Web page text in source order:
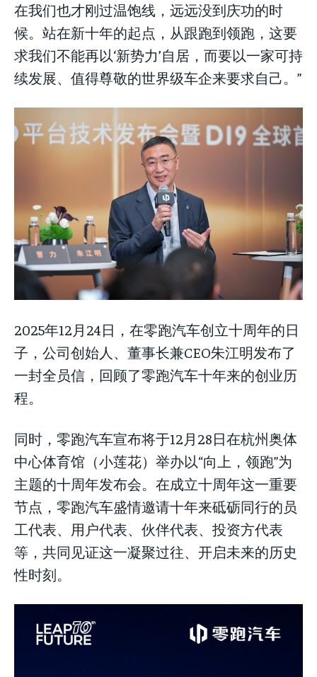
在我们也才刚过温饱线，远远没到庆功的时
候。站在新十年的起点，从跟跑到领跑，这要
求我们不能再以‘新势力’自居，而要以一家可持
续发展、值得尊敬的世界级车企来要求自己。”
2025年12月24日，在零跑汽车创立十周年的日
子，公司创始人、董事长兼CEO朱江明发布了
一封全员信，回顾了零跑汽车十年来的创业历
程。
同时，零跑汽车宣布将于12月28日在杭州奥体
中心体育馆（小莲花）举办以“向上，领跑”为
主题的十周年发布会。在成立十周年这一重要
节点，零跑汽车盛情邀请十年来砥砺同行的员
工代表、用户代表、伙伴代表、投资方代表
等，共同见证这一凝聚过往、开启未来的历史
性时刻。